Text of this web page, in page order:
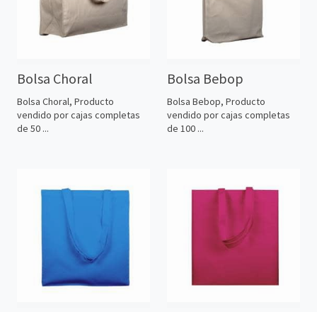
Bolsa Choral
Bolsa Choral, Producto
vendido por cajas completas
de 50 ...
Bolsa Bebop
Bolsa Bebop, Producto
vendido por cajas completas
de 100 ...